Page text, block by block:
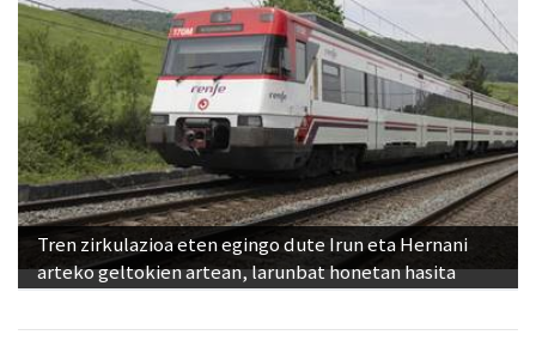
Tren zirkulazioa eten egingo dute Irun eta Hernani
arteko geltokien artean, larunbat honetan hasita